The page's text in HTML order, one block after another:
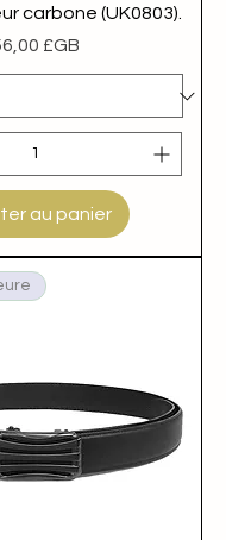
carbone (UK0803).
£GB
au panier